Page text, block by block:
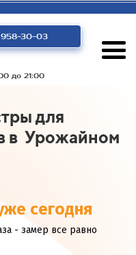
958-30-03
до 21:00
для
в Урожайном
сегодня
- замер все равно